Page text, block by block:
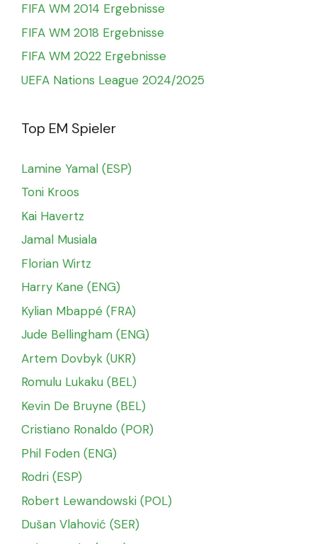
FIFA WM 2014 Ergebnisse
FIFA WM 2018 Ergebnisse
FIFA WM 2022 Ergebnisse
UEFA Nations League 2024/2025
Top EM Spieler
Lamine Yamal (ESP)
Toni Kroos
Kai Havertz
Jamal Musiala
Florian Wirtz
Harry Kane (ENG)
Kylian Mbappé (FRA)
Jude Bellingham (ENG)
Artem Dovbyk (UKR)
Romulu Lukaku (BEL)
Kevin De Bruyne (BEL)
Cristiano Ronaldo (POR)
Phil Foden (ENG)
Rodri (ESP)
Robert Lewandowski (POL)
Dušan Vlahović (SER)